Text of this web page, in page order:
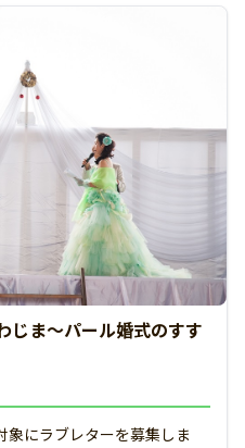
じま〜パール婚式のすす
にラブレターを募集しま